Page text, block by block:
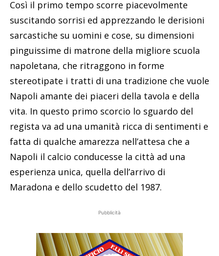
Così il primo tempo scorre piacevolmente
suscitando sorrisi ed apprezzando le derisioni
sarcastiche su uomini e cose, su dimensioni
pinguissime di matrone della migliore scuola
napoletana, che ritraggono in forme
stereotipate i tratti di una tradizione che vuole
Napoli amante dei piaceri della tavola e della
vita. In questo primo scorcio lo sguardo del
regista va ad una umanità ricca di sentimenti e
fatta di qualche amarezza nell’attesa che a
Napoli il calcio conducesse la città ad una
esperienza unica, quella dell’arrivo di
Maradona e dello scudetto del 1987.
Pubblicità